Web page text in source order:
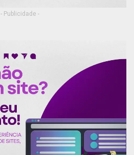
- Publicidade -